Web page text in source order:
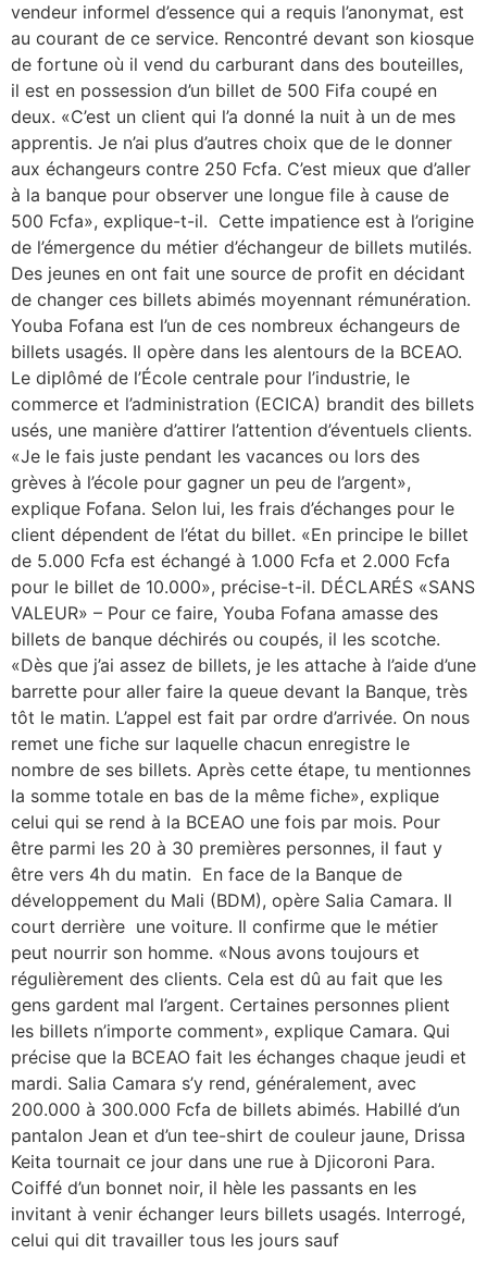
vendeur informel d’essence qui a requis l’anonymat, est
au courant de ce service. Rencontré devant son kiosque
de fortune où il vend du carburant dans des bouteilles,
il est en possession d’un billet de 500 Fifa coupé en
deux. «C’est un client qui l’a donné la nuit à un de mes
apprentis. Je n’ai plus d’autres choix que de le donner
aux échangeurs contre 250 Fcfa. C’est mieux que d’aller
à la banque pour observer une longue file à cause de
500 Fcfa», explique-t-il. Cette impatience est à l’origine
de l’émergence du métier d’échangeur de billets mutilés.
Des jeunes en ont fait une source de profit en décidant
de changer ces billets abimés moyennant rémunération.
Youba Fofana est l’un de ces nombreux échangeurs de
billets usagés. Il opère dans les alentours de la BCEAO.
Le diplômé de l’École centrale pour l’industrie, le
commerce et l’administration (ECICA) brandit des billets
usés, une manière d’attirer l’attention d’éventuels clients.
«Je le fais juste pendant les vacances ou lors des
grèves à l’école pour gagner un peu de l’argent»,
explique Fofana. Selon lui, les frais d’échanges pour le
client dépendent de l’état du billet. «En principe le billet
de 5.000 Fcfa est échangé à 1.000 Fcfa et 2.000 Fcfa
pour le billet de 10.000», précise-t-il. DÉCLARÉS «SANS
VALEUR» – Pour ce faire, Youba Fofana amasse des
billets de banque déchirés ou coupés, il les scotche.
«Dès que j’ai assez de billets, je les attache à l’aide d’une
barrette pour aller faire la queue devant la Banque, très
tôt le matin. L’appel est fait par ordre d’arrivée. On nous
remet une fiche sur laquelle chacun enregistre le
nombre de ses billets. Après cette étape, tu mentionnes
la somme totale en bas de la même fiche», explique
celui qui se rend à la BCEAO une fois par mois. Pour
être parmi les 20 à 30 premières personnes, il faut y
être vers 4h du matin. En face de la Banque de
développement du Mali (BDM), opère Salia Camara. Il
court derrière une voiture. Il confirme que le métier
peut nourrir son homme. «Nous avons toujours et
régulièrement des clients. Cela est dû au fait que les
gens gardent mal l’argent. Certaines personnes plient
les billets n’importe comment», explique Camara. Qui
précise que la BCEAO fait les échanges chaque jeudi et
mardi. Salia Camara s’y rend, généralement, avec
200.000 à 300.000 Fcfa de billets abimés. Habillé d’un
pantalon Jean et d’un tee-shirt de couleur jaune, Drissa
Keita tournait ce jour dans une rue à Djicoroni Para.
Coiffé d’un bonnet noir, il hèle les passants en les
invitant à venir échanger leurs billets usagés. Interrogé,
celui qui dit travailler tous les jours sauf